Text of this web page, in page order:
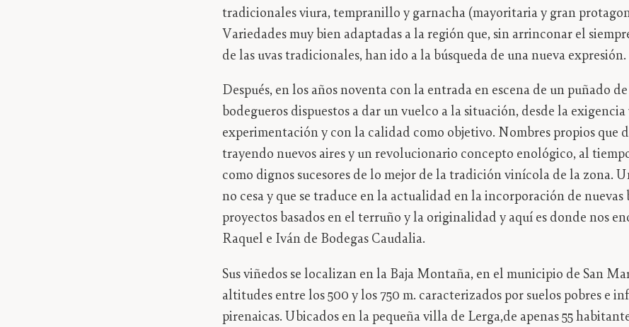
tradicionales viura, tempranillo y garnacha (mayoritaria y gran
Variedades muy bien adaptadas a la región que, sin arrinconar el
de las uvas tradicionales, han ido a la búsqueda de una nueva expresión.
Después, en los años noventa con la entrada en escena de un puñado
bodegueros dispuestos a dar un vuelco a la situación, desde la exigencia
experimentación y con la calidad como objetivo. Nombres propios que
trayendo nuevos aires y un revolucionario concepto enológico, al
como dignos sucesores de lo mejor de la tradición vinícola de la zona.
no cesa y que se traduce en la actualidad en la incorporación de nuevas
proyectos basados en el terruño y la originalidad y aquí es donde nos
Raquel e Iván de Bodegas Caudalia.
Sus viñedos se localizan en la Baja Montaña, en el municipio de San
altitudes entre los 500 y los 750 m. caracterizados por suelos pobres e
pirenaicas. Ubicados en la pequeña villa de Lerga,de apenas 55